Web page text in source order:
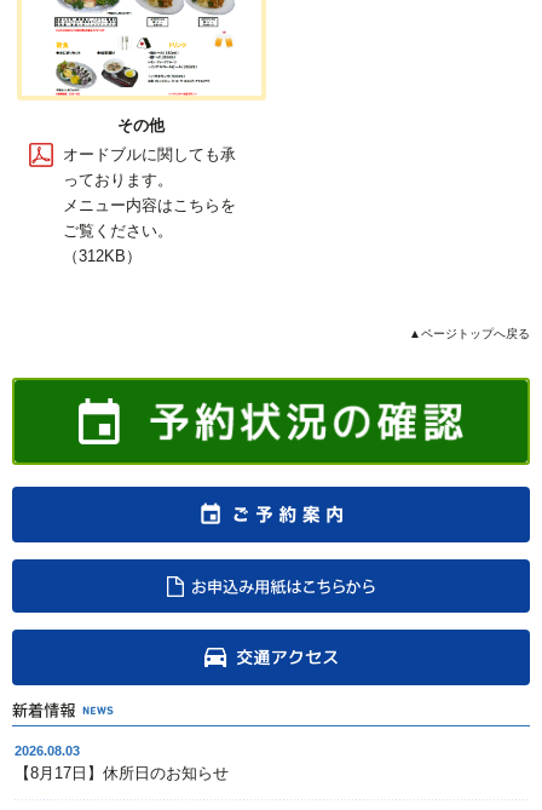
その他
オードブルに関しても承
っております。
メニュー内容はこちらを
ご覧ください。
（312KB）
▲ページトップへ戻る
2026.08.03
【8月17日】休所日のお知らせ